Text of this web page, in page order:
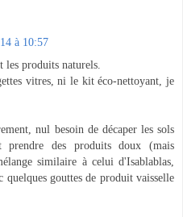
à 10:57
les produits naturels.
vitres, ni le kit éco-nettoyant, je
nul besoin de décaper les sols
des produits doux (mais
similaire à celui d'Isablablas,
quelques gouttes de produit vaisselle